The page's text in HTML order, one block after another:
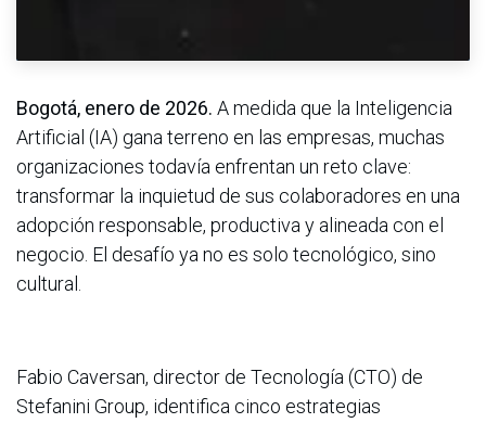
Bogotá, enero de 2026. A medida que la Inteligencia
Artificial (IA) gana terreno en las empresas, muchas
organizaciones todavía enfrentan un reto clave:
transformar la inquietud de sus colaboradores en una
adopción responsable, productiva y alineada con el
negocio. El desafío ya no es solo tecnológico, sino
cultural.
Fabio Caversan, director de Tecnología (CTO) de
Stefanini Group, identifica cinco estrategias